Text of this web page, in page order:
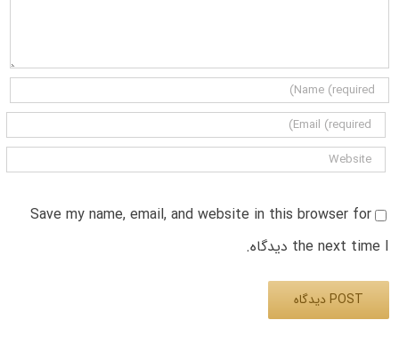
Save my name, email, and website in this browser for
the next time I دیدگاه.